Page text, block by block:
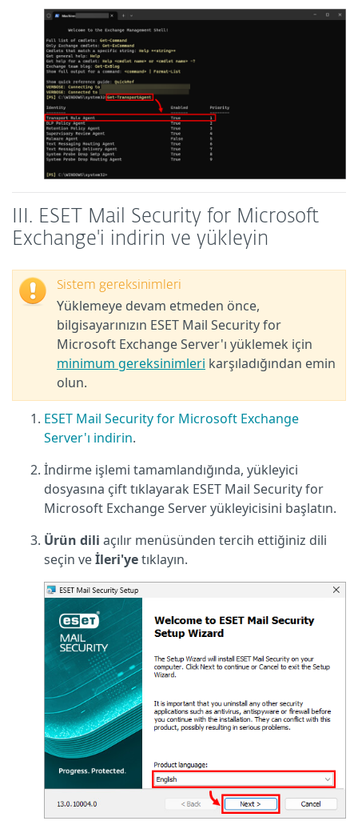
III. ESET Mail Security for Microsoft
Exchange'i indirin ve yükleyin
Sistem gereksinimleri
Yüklemeye devam etmeden önce,
bilgisayarınızın ESET Mail Security for
Microsoft Exchange Server'ı yüklemek için
minimum gereksinimleri karşıladığından emin
olun.
ESET Mail Security for Microsoft Exchange
Server'ı indirin.
İndirme işlemi tamamlandığında, yükleyici
dosyasına çift tıklayarak ESET Mail Security for
Microsoft Exchange Server yükleyicisini başlatın.
Ürün dili açılır menüsünden tercih ettiğiniz dili
seçin veİleri'yetıklayın.